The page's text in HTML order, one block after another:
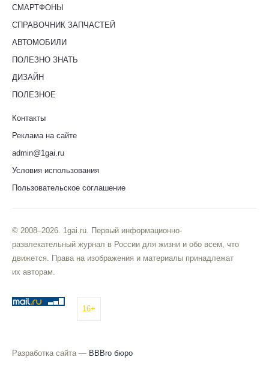
СМАРТФОНЫ
СПРАВОЧНИК ЗАПЧАСТЕЙ
АВТОМОБИЛИ
ПОЛЕЗНО ЗНАТЬ
ДИЗАЙН
ПОЛЕЗНОЕ
Контакты
Реклама на сайте
admin@1gai.ru
Условия использования
Пользовательское соглашение
© 2008–2026. 1gai.ru. Первый информационно-
развлекательный журнал в России для жизни и обо всем, что
движется. Права на изображения и материалы принадлежат
их авторам.
16+
Разработка сайта — BBBro бюро